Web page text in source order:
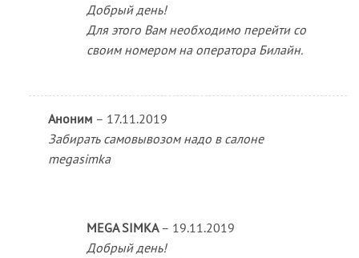
Добрый день!
Для этого Вам необходимо перейти со
своим номером на оператора Билайн.
Аноним – 17.11.2019
Забирать самовывозом надо в салоне
megasimka
MEGA SIMKA – 19.11.2019
Добрый день!